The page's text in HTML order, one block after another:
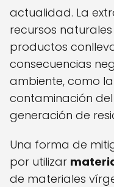
actualidad. La
recursos
productos
consecuencias
ambiente, como
contaminación
generación de
Una forma de
por utilizar
de materiales